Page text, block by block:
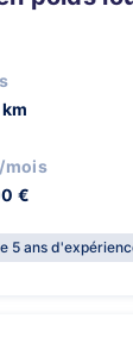
mois
€
5 ans